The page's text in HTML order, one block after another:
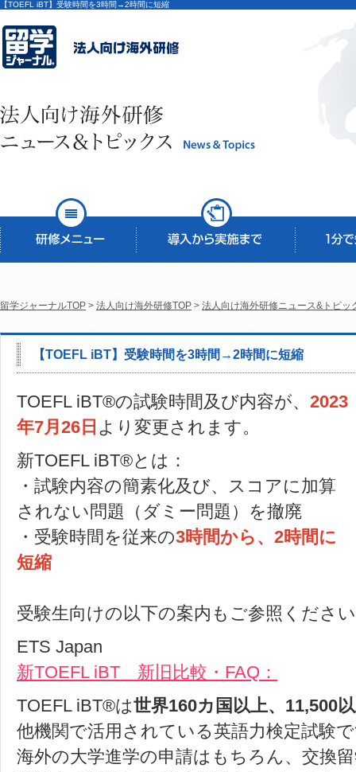
【TOEFL iBT】受験時間を3時間→2時間に短縮
留学ジャーナルTOP > 法人向け海外研修TOP > 法人向け海外研修ニュース&トピッ
【TOEFL iBT】受験時間を3時間→2時間に短縮
TOEFL iBT®の試験時間及び内容が、 2023
年7月26日 より変更されます。
新TOEFL iBT®とは：
・試験内容の簡素化及び、スコアに加算
されない問題（ダミー問題）を撤廃
・受験時間を従来の3時間から、2時間に
短縮
受験生向けの以下の案内もご参照くださ
ETS Japan
新TOEFL iBT 新旧比較・FAQ：
TOEFL iBT®は世界160カ国以上、11,500
他機関で活用されている英語力検定試験
海外の大学進学の申請はもちろん、交換